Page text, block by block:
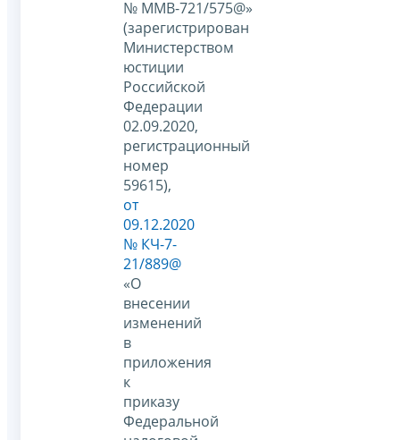
№ ММВ-721/575@»
(зарегистрирован
Министерством
юстиции
Российской
Федерации
02.09.2020,
регистрационный
номер
59615),
от
09.12.2020
№ КЧ-7-
21/889@
«О
внесении
изменений
в
приложения
к
приказу
Федеральной